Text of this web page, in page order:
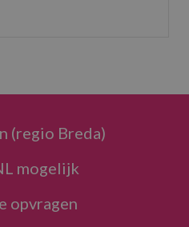
(regio Breda)
mogelijk
opvragen